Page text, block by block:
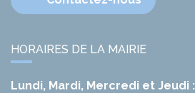
HORAIRES DE LA MAIRIE
Lundi, Mardi, Mercredi et Jeudi :